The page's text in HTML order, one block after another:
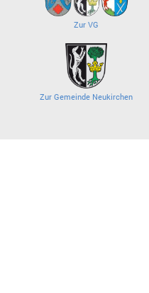
Zur VG
Zur Gemeinde Neukirchen